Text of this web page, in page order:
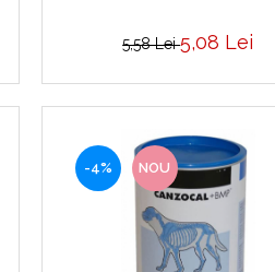
5,58 Lei5,08 Lei
-4% NOU